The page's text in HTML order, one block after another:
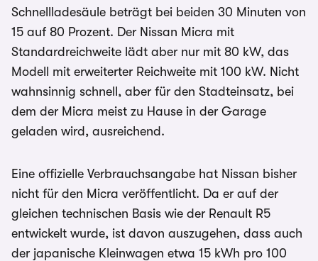
Schnellladesäule beträgt bei beiden 30 Minuten von
15 auf 80 Prozent. Der Nissan Micra mit
Standardreichweite lädt aber nur mit 80 kW, das
Modell mit erweiterter Reichweite mit 100 kW. Nicht
wahnsinnig schnell, aber für den Stadteinsatz, bei
dem der Micra meist zu Hause in der Garage
geladen wird, ausreichend.
Eine offizielle Verbrauchsangabe hat Nissan bisher
nicht für den Micra veröffentlicht. Da er auf der
gleichen technischen Basis wie der Renault R5
entwickelt wurde, ist davon auszugehen, dass auch
der japanische Kleinwagen etwa 15 kWh pro 100